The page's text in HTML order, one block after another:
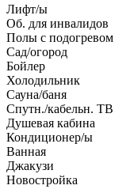
Лифт/ы
Об. для инвалидов
Полы с подогревом
Сад/огород
Бойлер
Холодильник
Сауна/баня
Спутн./кабельн. ТВ
Душевая кабина
Кондиционер/ы
Ванная
Джакузи
Новостройка